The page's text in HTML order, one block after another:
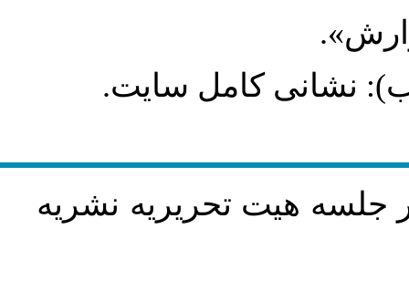
نشانی کامل سایت.
جلسه هيت تحريريه نشريه